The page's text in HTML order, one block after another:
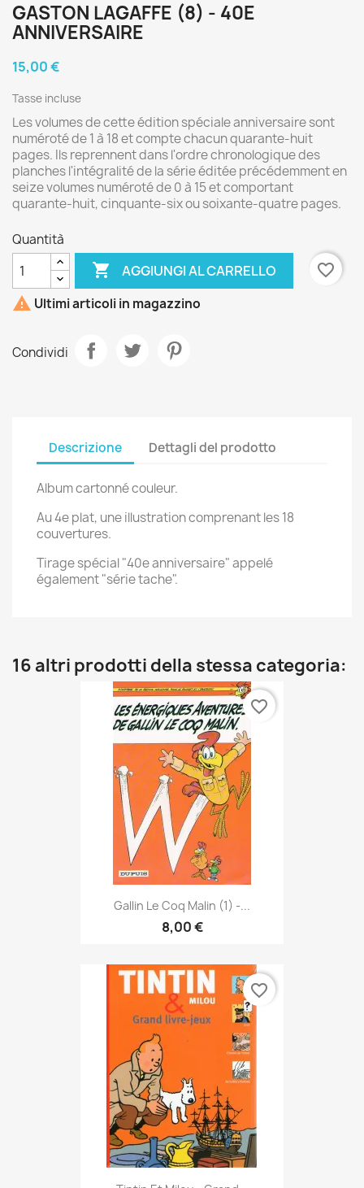
GASTON LAGAFFE (8) - 40E
ANNIVERSAIRE
15,00 €
Tasse incluse
Les volumes de cette édition spéciale anniversaire sont
numéroté de 1 à 18 et compte chacun quarante-huit
pages. Ils reprennent dans l'ordre chronologique des
planches l'intégralité de la série éditée précédemment en
seize volumes numéroté de 0 à 15 et comportant
quarante-huit, cinquante-six ou soixante-quatre pages.
Quantità
 AGGIUNGI AL CARRELLO
favorite_border
 Ultimi articoli in magazzino
Condividi
Descrizione Dettagli del prodotto
Album cartonné couleur.
Au 4e plat, une illustration comprenant les 18
couvertures.
Tirage spécial "40e anniversaire" appelé
également "série tache".
16 altri prodotti della stessa categoria:
Gallin Le Coq Malin (1) -...
8,00 €
favorite_border
favorite_border